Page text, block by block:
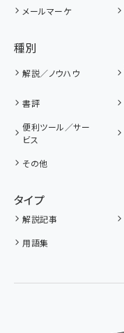
メールマーケ
種別
解説／ノウハウ
書評
便利ツール／サー
ビス
その他
タイプ
解説記事
用語集